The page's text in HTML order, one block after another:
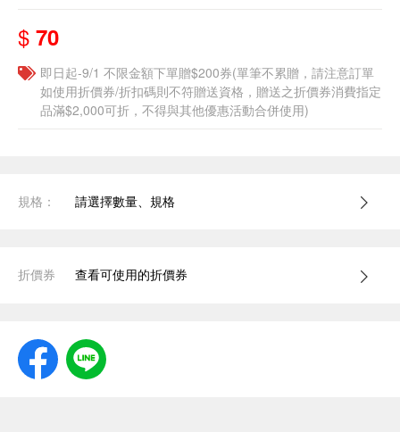
$ 70
即日起-9/1 不限金額下單贈$200券(單筆不累贈，請注意訂單
如使用折價券/折扣碼則不符贈送資格，贈送之折價券消費指定
品滿$2,000可折，不得與其他優惠活動合併使用)
規格： 請選擇數量、規格
折價券 查看可使用的折價券